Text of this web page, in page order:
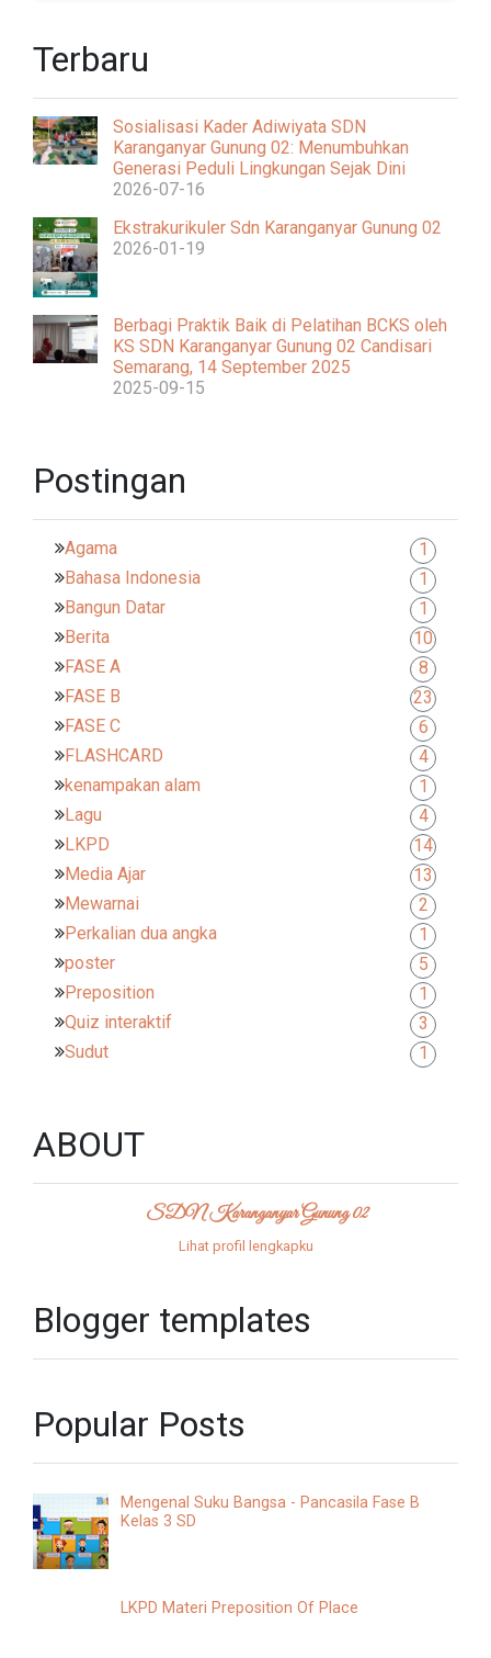
Terbaru
Sosialisasi Kader Adiwiyata SDN
Karanganyar Gunung 02: Menumbuhkan
Generasi Peduli Lingkungan Sejak Dini
2026-07-16
Ekstrakurikuler Sdn Karanganyar Gunung 02
2026-01-19
Berbagi Praktik Baik di Pelatihan BCKS oleh
KS SDN Karanganyar Gunung 02 Candisari
Semarang, 14 September 2025
2025-09-15
Postingan
Agama
1
Bahasa Indonesia
1
Bangun Datar
1
Berita
10
FASE A
8
FASE B
23
FASE C
6
FLASHCARD
4
kenampakan alam
1
Lagu
4
LKPD
14
Media Ajar
13
Mewarnai
2
Perkalian dua angka
1
poster
5
Preposition
1
Quiz interaktif
3
Sudut
1
ABOUT
SDN Karanganyar Gunung 02
Lihat profil lengkapku
Blogger templates
Popular Posts
Mengenal Suku Bangsa - Pancasila Fase B
Kelas 3 SD
LKPD Materi Preposition Of Place